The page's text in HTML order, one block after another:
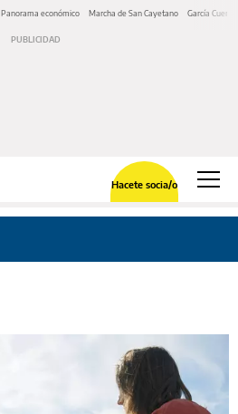
Panorama económico Marcha de San Cayetano García Cuerva
Hacete socia/o